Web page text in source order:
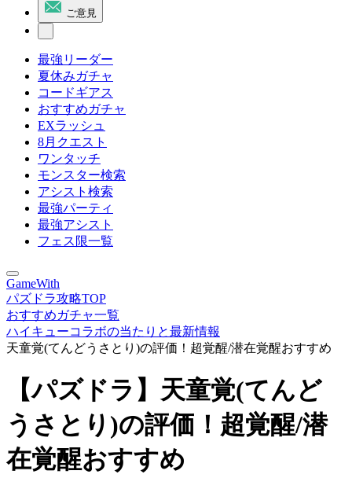
ご意見
最強リーダー
夏休みガチャ
コードギアス
おすすめガチャ
EXラッシュ
8月クエスト
ワンタッチ
モンスター検索
アシスト検索
最強パーティ
最強アシスト
フェス限一覧
GameWith
パズドラ攻略TOP
おすすめガチャ一覧
ハイキューコラボの当たりと最新情報
天童覚(てんどうさとり)の評価！超覚醒/潜在覚醒おすすめ
【パズドラ】天童覚(てんど
うさとり)の評価！超覚醒/潜
在覚醒おすすめ